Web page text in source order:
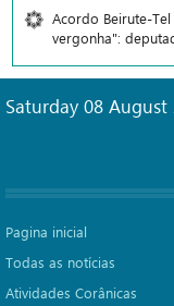
Acordo Beirute-
vergonha":
Saturday 08 August
Pagina inicial
Todas as notícias
Atividades Corânicas